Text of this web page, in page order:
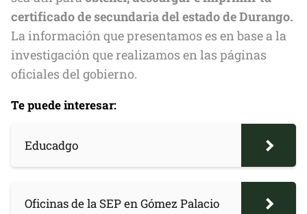
certificado de secundaria del estado de Durango.
La información que presentamos es en base a la
investigación que realizamos en las páginas
oficiales del gobierno.
Te puede interesar:
Educadgo
Oficinas de la SEP en Gómez Palacio